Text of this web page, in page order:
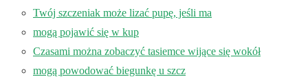
Twój szczeniak może lizać pupę, jeśli ma
mogą pojawić się w kup
Czasami można zobaczyć tasiemce wijące się wokół
mogą powodować biegunkę u szcz